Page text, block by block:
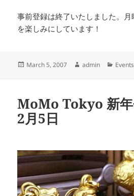
事前登録は終了いたしました。
を楽しみにしています！
Posted
March 5, 2007 Author
admin Events
MoMo Tokyo 新
2月5日